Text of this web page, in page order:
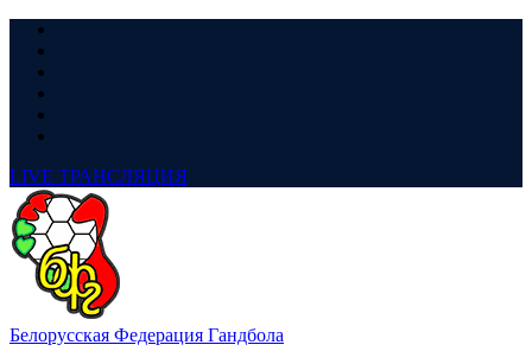
LIVE ТРАНСЛЯЦИЯ
Белорусская Федерация Гандбола